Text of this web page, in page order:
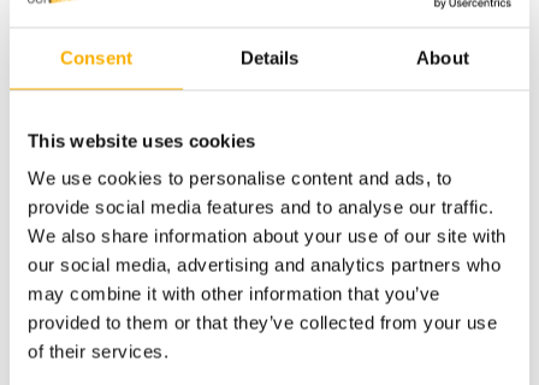
Consent Details About
This website uses cookies
We use cookies to personalise content and ads, to
provide social media features and to analyse our traffic.
We also share information about your use of our site with
our social media, advertising and analytics partners who
may combine it with other information that you’ve
provided to them or that they’ve collected from your use
of their services.
ZESTAW MONTAŻOWY do metalu dedykowany dla
Najczęściej wykorzystywany do montażu żagli w
konstrukcjach aluminiowych i stalowych
linkę stalową - 2 odcinki x 6 m
śruby rzymskie do naciągu x 2 szt
karabińczyki żeglarskie x 4 szt
zaciski do linki stalowej x 4 szt
śruby do metalu x 4szt